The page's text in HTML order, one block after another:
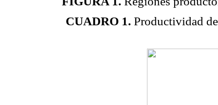
CUADRO 1. Productividad